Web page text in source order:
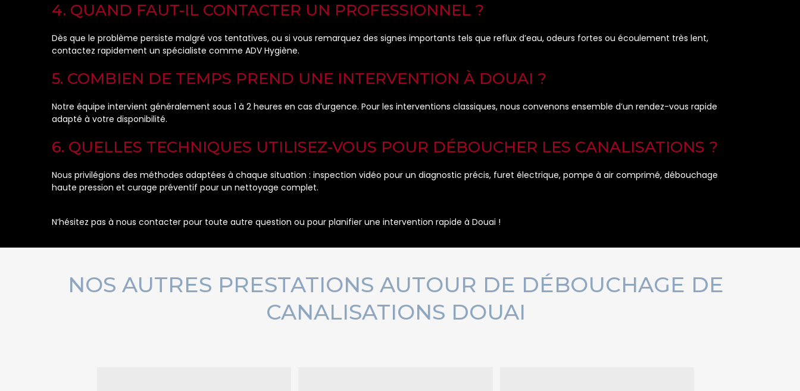
4. QUAND FAUT-IL CONTACTER UN PROFESSIONNEL ?
Dès que le problème persiste malgré vos tentatives, ou si vous remarquez des signes importants tels que reflux d’eau, odeurs fortes ou écoulement très lent,
contactez rapidement un spécialiste comme ADV Hygiène.
5. COMBIEN DE TEMPS PREND UNE INTERVENTION À DOUAI ?
Notre équipe intervient généralement sous 1 à 2 heures en cas d’urgence. Pour les interventions classiques, nous convenons ensemble d’un rendez-vous rapide
adapté à votre disponibilité.
6. QUELLES TECHNIQUES UTILISEZ-VOUS POUR DÉBOUCHER LES CANALISATIONS ?
Nous privilégions des méthodes adaptées à chaque situation : inspection vidéo pour un diagnostic précis, furet électrique, pompe à air comprimé, débouchage
haute pression et curage préventif pour un nettoyage complet.
N’hésitez pas à nous contacter pour toute autre question ou pour planifier une intervention rapide à Douai !
NOS AUTRES PRESTATIONS AUTOUR DE DÉBOUCHAGE DE
CANALISATIONS DOUAI